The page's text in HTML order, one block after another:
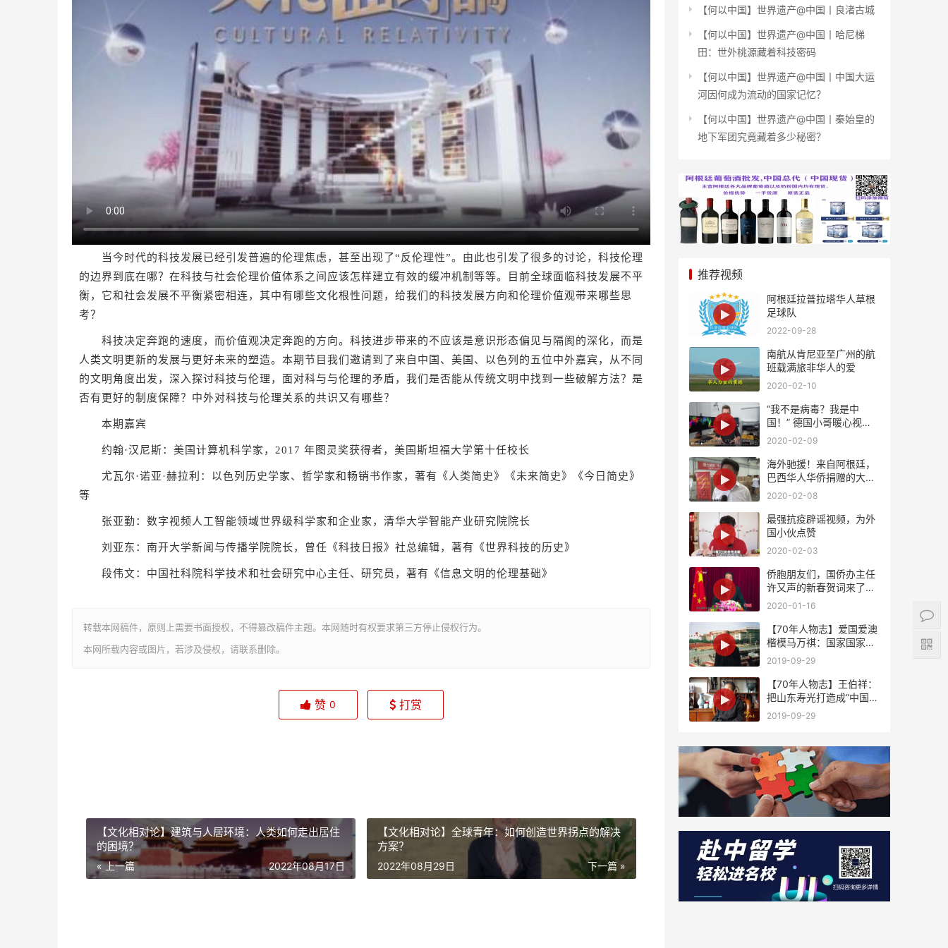
当今时代的科技发展已经引发普遍的伦理焦虑，甚至出现了“反伦理性”。由此也引发了很多的讨论，科技伦理
的边界到底在哪？在科技与社会伦理价值体系之间应该怎样建立有效的缓冲机制等等。目前全球面临科技发展不平
衡，它和社会发展不平衡紧密相连，其中有哪些文化根性问题，给我们的科技发展方向和伦理价值观带来哪些思
考？
科技决定奔跑的速度，而价值观决定奔跑的方向。科技进步带来的不应该是意识形态偏见与隔阂的深化，而是
人类文明更新的发展与更好未来的塑造。本期节目我们邀请到了来自中国、美国、以色列的五位中外嘉宾，从不同
的文明角度出发，深入探讨科技与伦理，面对科与与伦理的矛盾，我们是否能从传统文明中找到一些破解方法？是
否有更好的制度保障？中外对科技与伦理关系的共识又有哪些？
本期嘉宾
约翰·汉尼斯：美国计算机科学家，2017 年图灵奖获得者，美国斯坦福大学第十任校长
尤瓦尔·诺亚·赫拉利：以色列历史学家、哲学家和畅销书作家，著有《人类简史》《未来简史》《今日简史》
等
张亚勤：数字视频人工智能领域世界级科学家和企业家，清华大学智能产业研究院院长
刘亚东：南开大学新闻与传播学院院长，曾任《科技日报》社总编辑，著有《世界科技的历史》
段伟文：中国社科院科学技术和社会研究中心主任、研究员，著有《信息文明的伦理基础》
转载本网稿件，原则上需要书面授权，不得篡改稿件主题。本网随时有权要求第三方停止侵权行为。
本网所载内容或图片，若涉及侵权，请联系删除。
赞 0 打赏
【文化相对论】建筑与人居环境：人类如何走出居住
的困境？
« 上一篇 2022年08月17日
【文化相对论】全球青年：如何创造世界拐点的解决
方案？
下一篇 »
2022年08月29日
【何以中国】世界遗产@中国丨良渚古城
【何以中国】世界遗产@中国丨哈尼梯
田：世外桃源藏着科技密码
【何以中国】世界遗产@中国丨中国大运
河因何成为流动的国家记忆？
【何以中国】世界遗产@中国丨秦始皇的
地下军团究竟藏着多少秘密？
推荐视频
阿根廷拉普拉塔华人草根
足球队
2022-09-28
南航从肯尼亚至广州的航
班载满旅非华人的爱
2020-02-10
“我不是病毒？我是中
国！” 德国小哥暖心视频
支持中国！
2020-02-09
海外驰援！来自阿根廷，
巴西华人华侨捐赠的大批
量紧缺医疗物资将陆续抵
2020-02-08
最强抗疫辟谣视频，为外
国小伙点赞
2020-02-03
侨胞朋友们，国侨办主任
许又声的新春贺词来了，
请查收！
2020-01-16
【70年人物志】爱国爱澳
楷模马万祺：国家国家，
祖国是国澳门是家
2019-09-29
【70年人物志】王伯祥：
把山东寿光打造成“中国蔬
菜之乡”
2019-09-29